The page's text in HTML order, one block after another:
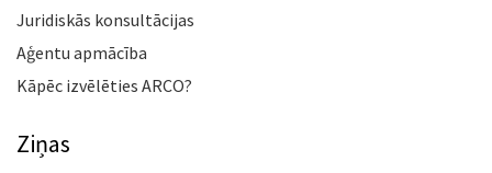
Juridiskās konsultācijas
Aģentu apmācība
Kāpēc izvēlēties ARCO?
Ziņas